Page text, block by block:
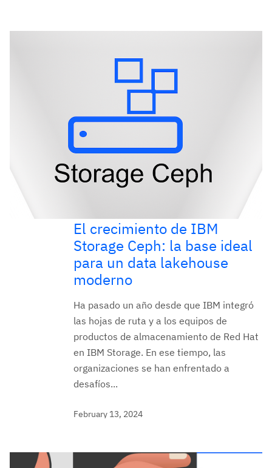
El crecimiento de IBM
Storage Ceph: la base ideal
para un data lakehouse
moderno
Ha pasado un año desde que IBM integró
las hojas de ruta y a los equipos de
productos de almacenamiento de Red Hat
en IBM Storage. En ese tiempo, las
organizaciones se han enfrentado a
desafíos...
February 13, 2024